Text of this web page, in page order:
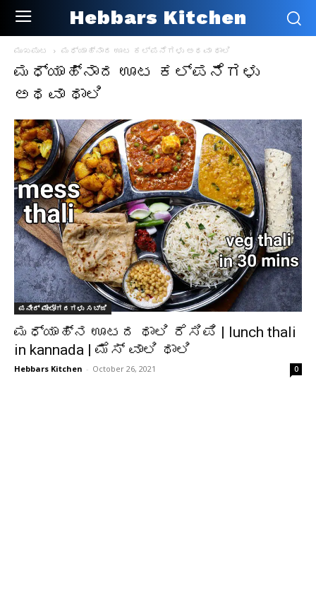
Hebbars Kitchen
ಮುಖಪುಟ ಮಧ್ಯಾಹ್ನಾದ ಊಟ ಕಲ್ಪನೆಗಳು ಅಥವಾ ಥಾಲಿ
ಮಧ್ಯಾಹ್ನಾದ ಊಟ ಕಲ್ಪನೆಗಳು
ಅಥವಾ ಥಾಲಿ
ಪನೀರ್ ಮೇಲೋಗರಗಳು ಸಬ್ಜಿ
ಮಧ್ಯಾಹ್ನ ಊಟದ ಥಾಲಿ ರೆಸಿಪಿ | lunch thali
in kannada | ಮೆಸ್ ವಾಲಿ ಥಾಲಿ
Hebbars Kitchen - October 26, 2021 0